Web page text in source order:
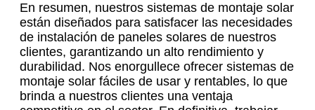
En resumen, nuestros sistemas de montaje solar
están diseñados para satisfacer las necesidades
de instalación de paneles solares de nuestros
clientes, garantizando un alto rendimiento y
durabilidad. Nos enorgullece ofrecer sistemas de
montaje solar fáciles de usar y rentables, lo que
brinda a nuestros clientes una ventaja